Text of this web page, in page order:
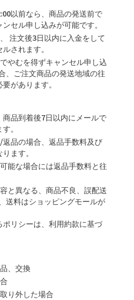
以前なら、商品の発送前で
セル申し込みが可能です。
注文後3日以内に入金をして
されます。
やむを得ずキャンセル申し込
、ご注文商品の発送地域の往
があります。
品到着後7日以内にメールで
。
品の場合、返品手数料及び
ます。
能な場合には返品手数料と往
と異なる、商品不良、誤配送
送料はショッピングモールが
リシーは、利用約款に基づ
、交換
り外した場合